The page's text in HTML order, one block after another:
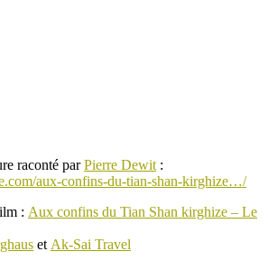
raconté parPierre Dewit :
aux-confins-du-tian-shan-kirghize…/
: Aux confins du Tian Shan kirghize – Le
et Ak-Sai Travel